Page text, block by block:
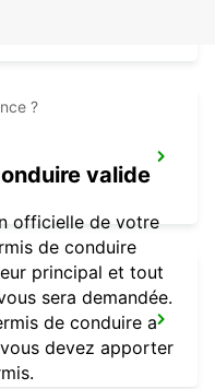
?
valide
officielle de votre
de conduire
principal et tout
sera demandée.
de conduire a
devez apporter